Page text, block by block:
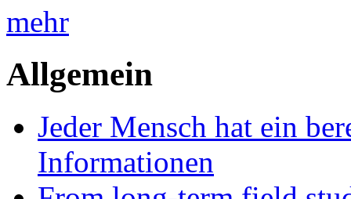
mehr
Allgemein
Jeder Mensch hat ein
Informationen